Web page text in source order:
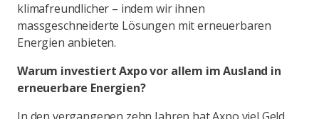
klimafreundlicher – indem wir ihnen
massgeschneiderte Lösungen mit erneuerbaren
Energien anbieten.
Warum investiert Axpo vor allem im Ausland in
erneuerbare Energien?